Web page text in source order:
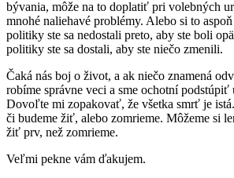
bývania, môže na to doplatiť pri volebných
mnohé naliehavé problémy. Alebo si to
politiky ste sa nedostali preto, aby ste boli
politiky ste sa dostali, aby ste niečo zmenili.
Čaká nás boj o život, a ak niečo znamená
robíme správne veci a sme ochotní podstúpiť
Dovoľte mi zopakovať, že všetka smrť je
či budeme žiť, alebo zomrieme. Môžeme si
žiť prv, než zomrieme.
Veľmi pekne vám ďakujem.